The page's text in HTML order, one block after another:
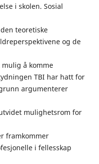
i skolen. Sosial
teoretiske
og de
å komme
TBI har hatt for
argumenterer
mulighetsrom for
framkommer
i fellesskap